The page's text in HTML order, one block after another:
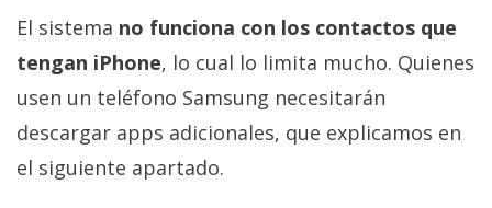
El sistema no funciona con los contactos que
tengan iPhone, lo cual lo limita mucho. Quienes
usen un teléfono Samsung necesitarán
descargar apps adicionales, que explicamos en
el siguiente apartado.